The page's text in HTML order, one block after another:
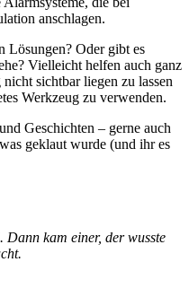
anschlagen.
Lösungen? Oder gibt es
Vielleicht helfen auch ganz
sichtbar liegen zu lassen
Werkzeug zu verwenden.
Geschichten – gerne auch
geklaut wurde (und ihr es
kam einer, der wusste